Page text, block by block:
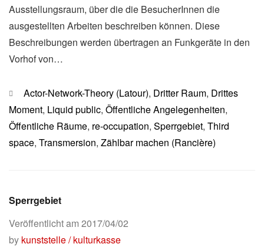
Ausstellungsraum, über die die BesucherInnen die
ausgestellten Arbeiten beschreiben können. Diese
Beschreibungen werden übertragen an Funkgeräte in den
Vorhof von…
Kategorien
Actor-Network-Theory (Latour), Dritter Raum, Drittes
Moment, Liquid public, Öffentliche Angelegenheiten,
Öffentliche Räume, re-occupation, Sperrgebiet, Third
space, Transmersion, Zählbar machen (Rancière)
Sperrgebiet
Veröffentlicht am 2017/04/02
by kunststelle / kulturkasse